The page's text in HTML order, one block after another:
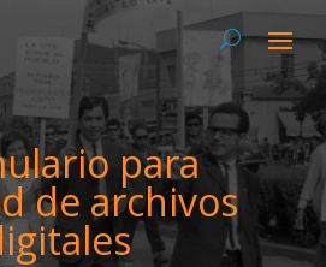
para
de archivos